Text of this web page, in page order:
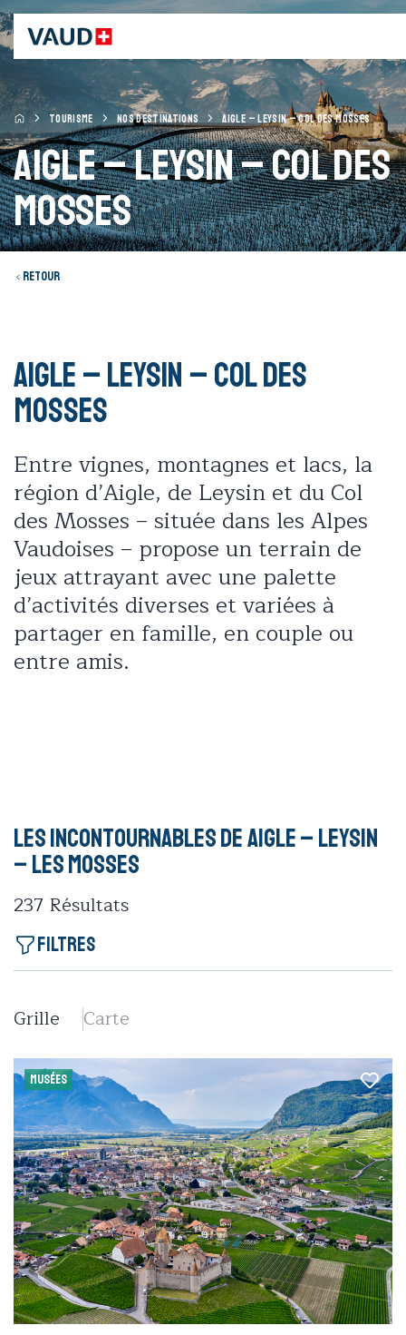
TOURISME NOS DESTINATIONS AIGLE – LEYSIN – COL DES MOSSES
Aigle – Leysin – Col des
Mosses
Retour
AIGLE – LEYSIN – COL DES
MOSSES
Entre vignes, montagnes et lacs, la
région d’Aigle, de Leysin et du Col
des Mosses – située dans les Alpes
Vaudoises – propose un terrain de
jeux attrayant avec une palette
d’activités diverses et variées à
partager en famille, en couple ou
entre amis.
Les incontournables de Aigle – Leysin
– Les Mosses
237 Résultats
Filtres
Grille Carte
MUSÉES